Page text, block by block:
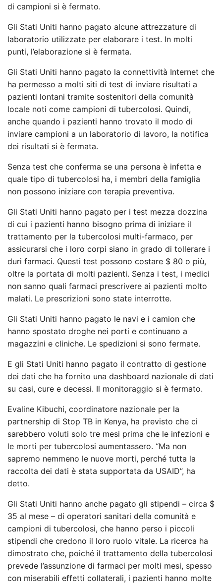
di campioni si è fermato.
Gli Stati Uniti hanno pagato alcune attrezzature di
laboratorio utilizzate per elaborare i test. In molti
punti, l’elaborazione si è fermata.
Gli Stati Uniti hanno pagato la connettività Internet che
ha permesso a molti siti di test di inviare risultati a
pazienti lontani tramite sostenitori della comunità
locale noti come campioni di tubercolosi. Quindi,
anche quando i pazienti hanno trovato il modo di
inviare campioni a un laboratorio di lavoro, la notifica
dei risultati si è fermata.
Senza test che conferma se una persona è infetta e
quale tipo di tubercolosi ha, i membri della famiglia
non possono iniziare con terapia preventiva.
Gli Stati Uniti hanno pagato per i test mezza dozzina
di cui i pazienti hanno bisogno prima di iniziare il
trattamento per la tubercolosi multi-farmaco, per
assicurarsi che i loro corpi siano in grado di tollerare i
duri farmaci. Questi test possono costare $ 80 o più,
oltre la portata di molti pazienti. Senza i test, i medici
non sanno quali farmaci prescrivere ai pazienti molto
malati. Le prescrizioni sono state interrotte.
Gli Stati Uniti hanno pagato le navi e i camion che
hanno spostato droghe nei porti e continuano a
magazzini e cliniche. Le spedizioni si sono fermate.
E gli Stati Uniti hanno pagato il contratto di gestione
dei dati che ha fornito una dashboard nazionale di dati
su casi, cure e decessi. Il monitoraggio si è fermato.
Evaline Kibuchi, coordinatore nazionale per la
partnership di Stop TB in Kenya, ha previsto che ci
sarebbero voluti solo tre mesi prima che le infezioni e
le morti per tubercolosi aumentassero. “Ma non
sapremo nemmeno le nuove morti, perché tutta la
raccolta dei dati è stata supportata da USAID”, ha
detto.
Gli Stati Uniti hanno anche pagato gli stipendi – circa $
35 al mese – di operatori sanitari della comunità e
campioni di tubercolosi, che hanno perso i piccoli
stipendi che credono il loro ruolo vitale. La ricerca ha
dimostrato che, poiché il trattamento della tubercolosi
prevede l’assunzione di farmaci per molti mesi, spesso
con miserabili effetti collaterali, i pazienti hanno molte